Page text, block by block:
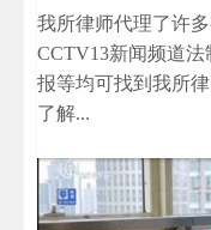
我所律师代理了许
CCTV13新闻频道
报等均可找到我所
了解...